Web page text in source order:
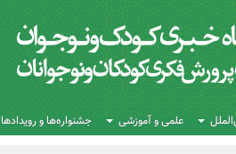
علمی و آموزشی جشنواره‌ها و رویدادها